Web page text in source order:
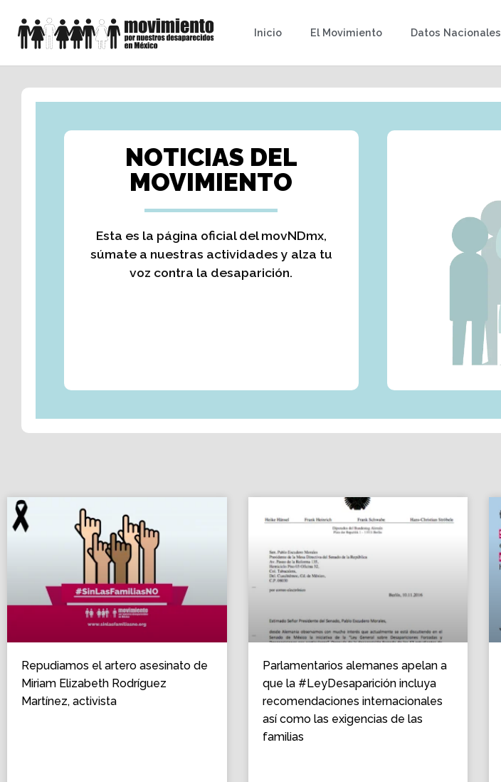
Inicio El Movimiento Datos Nacionales
NOTICIAS DEL
MOVIMIENTO
Esta es la página oficial del movNDmx,
súmate a nuestras actividades y alza tu
voz contra la desaparición.
Repudiamos el artero asesinato de
Miriam Elizabeth Rodríguez
Martínez, activista
Parlamentarios alemanes apelan a
que la #LeyDesaparición incluya
recomendaciones internacionales
así como las exigencias de las
familias